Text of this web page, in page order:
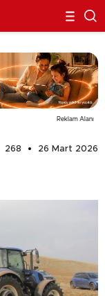
Reklam Alanı
268
26 Mart 2026